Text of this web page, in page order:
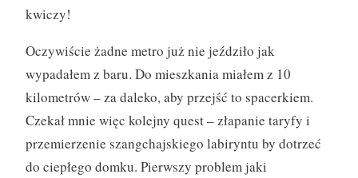
kwiczy!
Oczywiście żadne metro już nie jeździło jak
wypadałem z baru. Do mieszkania miałem z 10
kilometrów – za daleko, aby przejść to spacerkiem.
Czekał mnie więc kolejny quest – złapanie taryfy i
przemierzenie szangchajskiego labiryntu by dotrzeć
do ciepłego domku. Pierwszy problem jaki